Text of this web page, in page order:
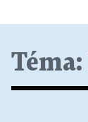
Téma: